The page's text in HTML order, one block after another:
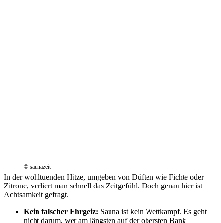
© saunazeit
In der wohltuenden Hitze, umgeben von Düften wie Fichte oder
Zitrone, verliert man schnell das Zeitgefühl. Doch genau hier ist
Achtsamkeit gefragt.
Kein falscher Ehrgeiz: Sauna ist kein Wettkampf. Es geht
nicht darum, wer am längsten auf der obersten Bank